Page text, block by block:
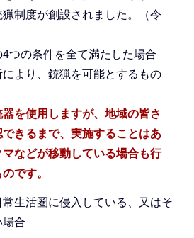
制度が創設されました。（令
つの条件を全て満たした場合
より、銃猟を可能とするもの
を使用しますが、地域の皆さ
きるまで、実施することはあ
などが移動している場合も行
です。
生活圏に侵入している、又はそ
場合